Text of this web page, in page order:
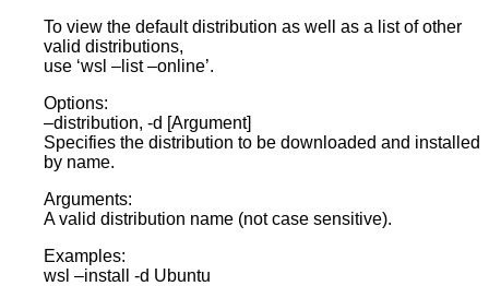
To view the default distribution as well as a list of other
valid distributions,
use ‘wsl –list –online’.
Options:
–distribution, -d [Argument]
Specifies the distribution to be downloaded and installed
by name.
Arguments:
A valid distribution name (not case sensitive).
Examples:
wsl –install -d Ubuntu